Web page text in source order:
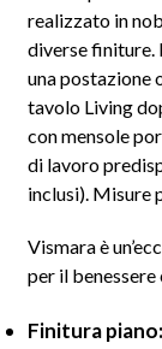
realizzato in
diverse finiture.
una postazione
tavolo Living
con mensole
di lavoro
inclusi). Misure
Vismara è
per il benessere
Finitura